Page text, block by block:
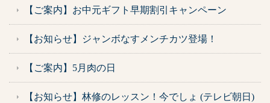
【ご案内】お中元ギフト早期割引キャンペーン
【お知らせ】ジャンボなすメンチカツ登場！
【ご案内】5月肉の日
【お知らせ】林修のレッスン！今でしょ (テレビ朝日)